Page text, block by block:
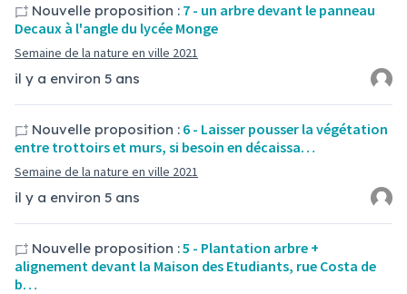
il y a environ 5 ans
Nouvelle proposition : 7 - un arbre devant le panneau
Decaux à l'angle du lycée Monge
Semaine de la nature en ville 2021
il y a environ 5 ans
Nouvelle proposition : 6 - Laisser pousser la végétation
entre trottoirs et murs, si besoin en décaissa…
Semaine de la nature en ville 2021
Nouvelle proposition :5 - Plantation arbre +
alignement devant la Maison des Etudiants, rue Costa de
b…